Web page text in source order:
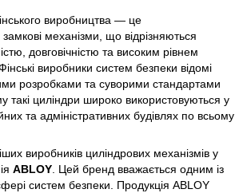
виробництва — це
замкові механізми, що відрізняються
довговічністю та високим рівнем
виробники систем безпеки відомі
розробками та суворими стандартами
такі циліндри широко використовуються у
та адміністративних будівлях по всьому
виробників циліндрових механізмів у
ABLOY. Цей бренд вважається одним із
систем безпеки. Продукція ABLOY